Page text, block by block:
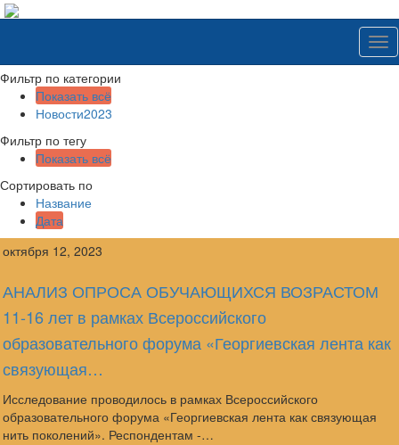
Фильтр по категории
Показать всё
Новости2023
Фильтр по тегу
Показать всё
Сортировать по
Название
Дата
октября 12, 2023
АНАЛИЗ ОПРОСА ОБУЧАЮЩИХСЯ ВОЗРАСТОМ
11-16 лет в рамках Всероссийского
образовательного форума «Георгиевская лента как
связующая…
Исследование проводилось в рамках Всероссийского
образовательного форума «Георгиевская лента как связующая
нить поколений». Респондентам -…